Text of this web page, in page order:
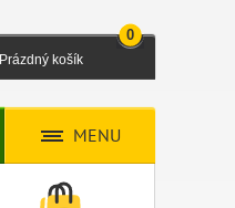
Prázdný košík
0
MENU